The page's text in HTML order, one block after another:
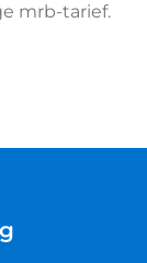
mrb-tarief.